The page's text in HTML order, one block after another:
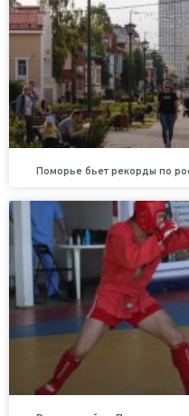
Поморье бьет рекорды по